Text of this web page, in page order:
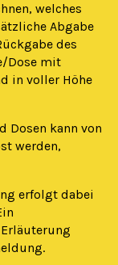
welches
Abgabe
des
Dose mit
in voller Höhe
Dosen kann von
werden,
erfolgt dabei